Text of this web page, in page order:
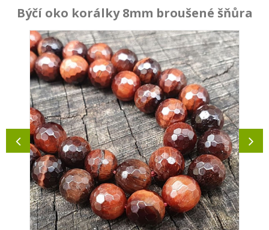
Býčí oko korálky 8mm broušené šňůra